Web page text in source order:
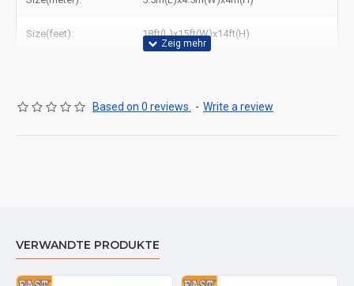
Size(feet): 18ft(L)x15ft(W)x14ft(H)
Based on 0 reviews. - Write a review
VERWANDTE PRODUKTE